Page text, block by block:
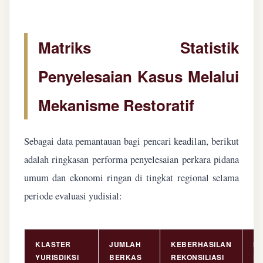
Matriks Statistik
Penyelesaian Kasus Melalui
Mekanisme Restoratif
Sebagai data pemantauan bagi pencari keadilan, berikut
adalah ringkasan performa penyelesaian perkara pidana
umum dan ekonomi ringan di tingkat regional selama
periode evaluasi yudisial:
KLASTER
YURISDIKSI
JUMLAH
BERKAS
KEBERHASILAN
REKONSILIASI